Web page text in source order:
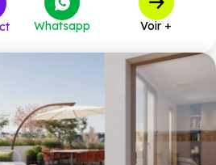
à partir de 581 000 €
Whatsapp Voir +